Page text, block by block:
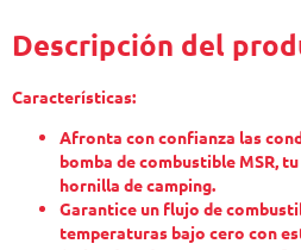
Descripción del
Características:
Afronta con confianza las
bomba de combustible MSR,
hornilla de camping.
Garantice un flujo de
temperaturas bajo cero con